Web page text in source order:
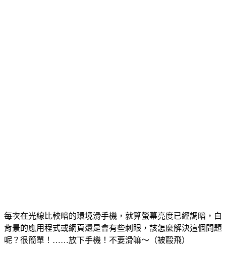
每次在光線比較暗的環境滑手機，就算螢幕亮度已經調暗，白
背景的應用程式或網頁還是會有些刺眼，該怎麼解決這個問題
呢？很簡單！……放下手機！不要滑嘛～（被毆飛）